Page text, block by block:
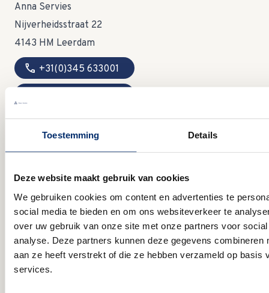
Toestemming Details
Deze website maakt gebruik van cookies
We gebruiken cookies om content en advertenties te
social media te bieden en om ons websiteverkeer te
over uw gebruik van onze site met onze partners voor
analyse. Deze partners kunnen deze gegevens combineren
aan ze heeft verstrekt of die ze hebben verzameld op basis
services.
Anna Servies
Nijverheidsstraat 22
4143 HM Leerdam
call +31(0)345 633001
Openingstijden
DI:
gesloten
WO:
09:00 - 12:30 uur
DO: gesloten
VR:
09:00 - 12:30 uur
ZA:
09:00 - 12:30 uur Let op; in augustus zijn wij op zaterdag
dicht!
ZO:
gesloten